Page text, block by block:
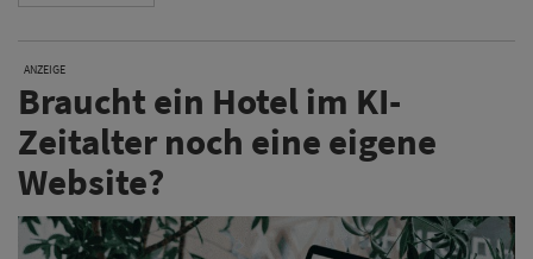
ANZEIGE
Braucht ein Hotel im KI-
Zeitalter noch eine eigene
Website?